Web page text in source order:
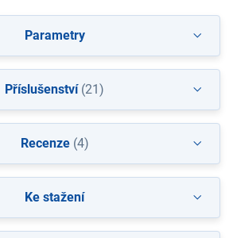
Parametry
Příslušenství(21)
Recenze(4)
Ke stažení